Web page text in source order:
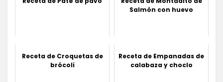
Salmón con huevo
Receta de Croquetas de
brócoli
Receta de Empanadas de
calabaza y choclo